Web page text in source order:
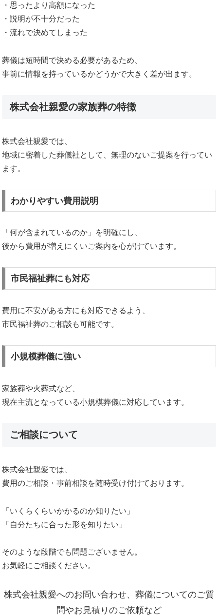
・思ったより高額になった
・説明が不十分だった
・流れで決めてしまった
葬儀は短時間で決める必要があるため、
事前に情報を持っているかどうかで大きく差が出ます。
株式会社親愛の家族葬の特徴
株式会社親愛では、
地域に密着した葬儀社として、無理のないご提案を行ってい
ます。
わかりやすい費用説明
「何が含まれているのか」を明確にし、
後から費用が増えにくいご案内を心がけています。
市民福祉葬にも対応
費用に不安がある方にも対応できるよう、
市民福祉葬のご相談も可能です。
小規模葬儀に強い
家族葬や火葬式など、
現在主流となっている小規模葬儀に対応しています。
ご相談について
株式会社親愛では、
費用のご相談・事前相談を随時受け付けております。
「いくらくらいかかるのか知りたい」
「自分たちに合った形を知りたい」
そのような段階でも問題ございません。
お気軽にご相談ください。
株式会社親愛へのお問い合わせ、葬儀についてのご質
問やお見積りのご依頼など